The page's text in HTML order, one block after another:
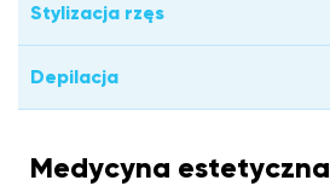
Stylizacja rzęs
Depilacja
Medycyna estetyczna